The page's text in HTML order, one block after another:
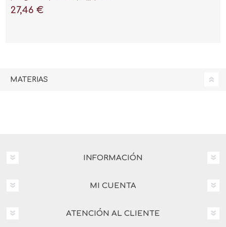
para el Éxito (Incluye
27,46 €
MATERIAS
INFORMACIÓN
MI CUENTA
ATENCIÓN AL CLIENTE